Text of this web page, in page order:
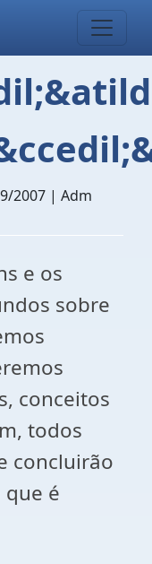
2007 | Adm
e os
sobre
conceitos
todos
concluirão
que é